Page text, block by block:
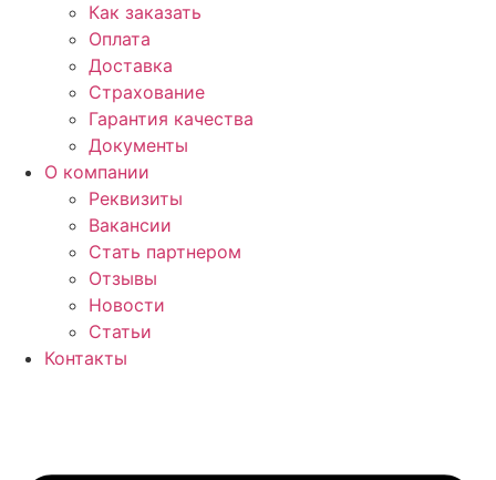
Как заказать
Оплата
Доставка
Страхование
Гарантия качества
Документы
О компании
Реквизиты
Вакансии
Стать партнером
Отзывы
Новости
Статьи
Контакты